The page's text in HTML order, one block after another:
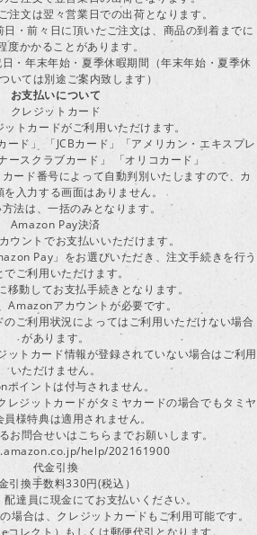
注文は翌々営業日での出荷となります。
日・前々日に頂いたご注文は、商品の到着までに
度かかることがあります。
・年末年始・夏季休暇期間（年末年始・夏季休
いては別途ご案内致します）
お支払いについて
クレジットカード
ットカードがご利用いただけます。
ード」 「JCBカード」「アメリカン・エキスプレ
ースクラブカード」 「オリコカード」
ード番号によって自動判別いたしますので、カ
入力する画面はありません。
法は、一括のみとなります。
Amazon Pay決済
ウントでお支払いいただけます。
Pay」をお選びいただき、注文手続きを行う
でご利用いただけます。
動してお支払手続きとなります。
Amazonアカウントが必要です。
ご利用状況によってはご利用いただけない場合
があります。
トカード情報が登録されていない場合はご利用
いただけません。
ポイントは付与されません。
ジットカードがタミヤカードの場合でもタミヤ
員様特典は適用されません。
お問合せいはこちらまでお願いします。
help/202161900
代金引換
引換手数料330円(税込）
配達員に現金にてお支払いください。
場合は、クレジットカードもご利用可能です。
コレクト）もしくは郵便代引となります。